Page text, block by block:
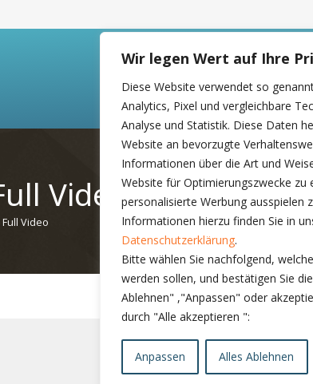
Wir legen Wert auf Ihre
Diese Website verwendet so
Analytics, Pixel und vergleichbare
Analyse und Statistik. Diese Daten
Website an bevorzugte
Informationen über die Art und
Website für Optimierungszwecke zu
personalisierte Werbung ausspielen
Informationen hierzu finden Sie in
Datenschutzerklärung.
Bitte wählen Sie nachfolgend,
werden sollen, und bestätigen Sie
Ablehnen" ,"Anpassen" oder
durch "Alle akzeptieren ":
Anpassen Alles Ablehnen
Services
Video
Video
Suchen